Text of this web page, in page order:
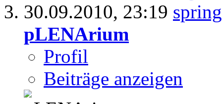
30.09.2010, 23:19
pLENArium
Profil
Beiträge anzeigen